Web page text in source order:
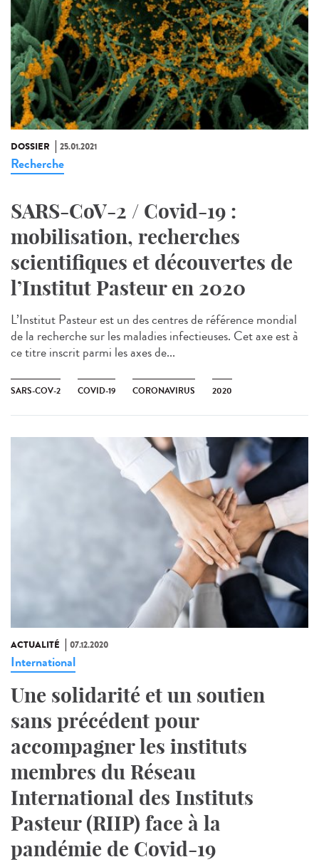
DOSSIER 25.01.2021
Recherche
SARS-CoV-2 / Covid-19 :
mobilisation, recherches
scientifiques et découvertes de
l’Institut Pasteur en 2020
L’Institut Pasteur est un des centres de référence mondial
de la recherche sur les maladies infectieuses. Cet axe est à
ce titre inscrit parmi les axes de...
SARS-COV-2 COVID-19 CORONAVIRUS 2020
ACTUALITÉ 07.12.2020
International
Une solidarité et un soutien
sans précédent pour
accompagner les instituts
membres du Réseau
International des Instituts
Pasteur (RIIP) face à la
pandémie de Covid-19